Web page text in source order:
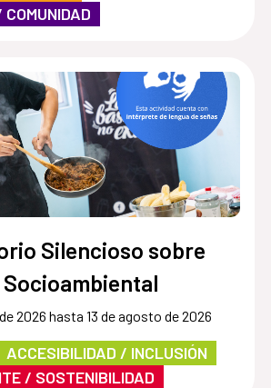
Silencioso sobre
2026 hasta 13 de agosto de 2026
ACCESIBILIDAD / INCLUSIÓN
/ SOSTENIBILIDAD